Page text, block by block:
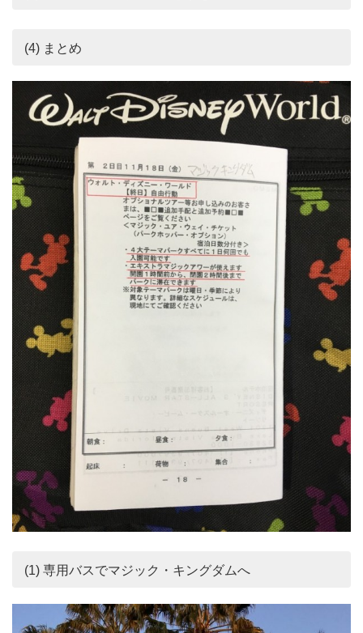
(4) まとめ
(1) 専用バスでマジック・キングダムへ